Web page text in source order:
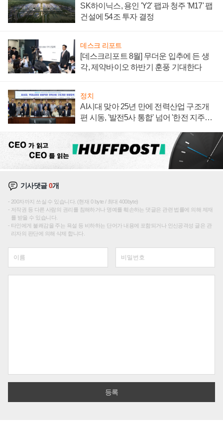
SK하이닉스, 용인 'Y2' 팹과 청주 'M17' 팹
건설에 54조 투자 결정
데스크 리포트
[데스크리포트 8월] 무더운 입추에 든 생
각, 제약바이오 하반기 훈풍 기대한다
정치
AI시대 맞아 25년 만에 전력산업 구조개
편 시동, '발전5사 통합' 넘어 '한전 지주사'
기사댓글0개
200자까지 쓰실 수 있습니다. (현재 0 byte / 최대 400byte)
저작권 등 다른 사람의 권리를 침해하거나 명예를 훼손하는 댓글은 관련 법률에 의해 제재
를 받을 수 있습니다.
타인에게 불쾌감을 주는 욕설 등 비하하는 단어가 내용에 포함되거나 인신공격성 글은 관
리자의 판단에 의해 삭제 합니다.